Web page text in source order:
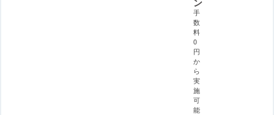
手
数
料
0
円
か
ら
実
施
可
能